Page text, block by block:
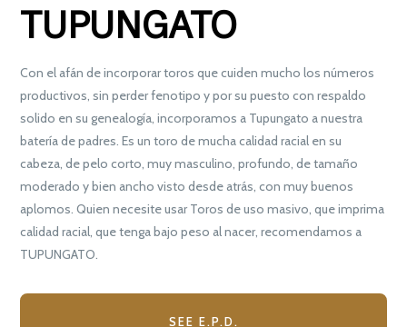
TUPUNGATO
Con el afán de incorporar toros que cuiden mucho los números
productivos, sin perder fenotipo y por su puesto con respaldo
solido en su genealogía, incorporamos a Tupungato a nuestra
batería de padres. Es un toro de mucha calidad racial en su
cabeza, de pelo corto, muy masculino, profundo, de tamaño
moderado y bien ancho visto desde atrás, con muy buenos
aplomos. Quien necesite usar Toros de uso masivo, que imprima
calidad racial, que tenga bajo peso al nacer, recomendamos a
TUPUNGATO.
SEE E.P.D.